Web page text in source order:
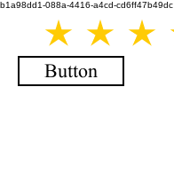
b1a98dd1-088a-4416-a4cd-cd6ff47b49dc
Button